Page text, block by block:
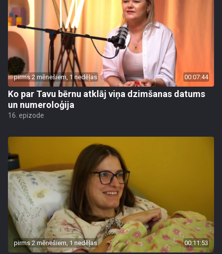
pirms 2 mēnešiem, 1 nedēļas 00:07:44
Ko par Tavu bērnu atklāj viņa dzimšanas datums
un numeroloģija
16. epizode
pirms 2 mēnešiem, 1 nedēļas 00:11:53